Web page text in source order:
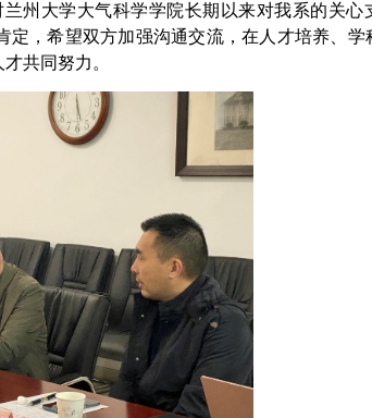
州大学大气科学学院长期以来对我系的关心
，希望双方加强沟通交流，在人才培养、学
共同努力。